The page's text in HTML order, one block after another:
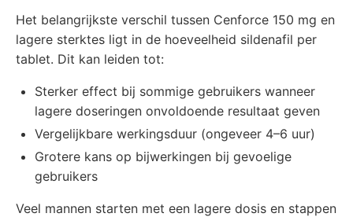
Het belangrijkste verschil tussen Cenforce 150 mg en
lagere sterktes ligt in de hoeveelheid sildenafil per
tablet. Dit kan leiden tot:
Sterker effect bij sommige gebruikers wanneer
lagere doseringen onvoldoende resultaat geven
Vergelijkbare werkingsduur (ongeveer 4–6 uur)
Grotere kans op bijwerkingen bij gevoelige
gebruikers
Veel mannen starten met een lagere dosis en stappen